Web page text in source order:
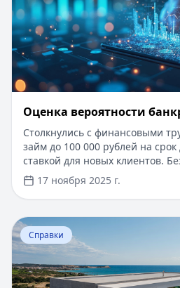
Оценка вероятности
Столкнулись с финансовыми
займ до 100 000 рублей на срок
ставкой для новых клиентов.
документов — решение за 5
быстро и прозрачно через
17 ноября 2025 г.
Перейти к статье:
Справки